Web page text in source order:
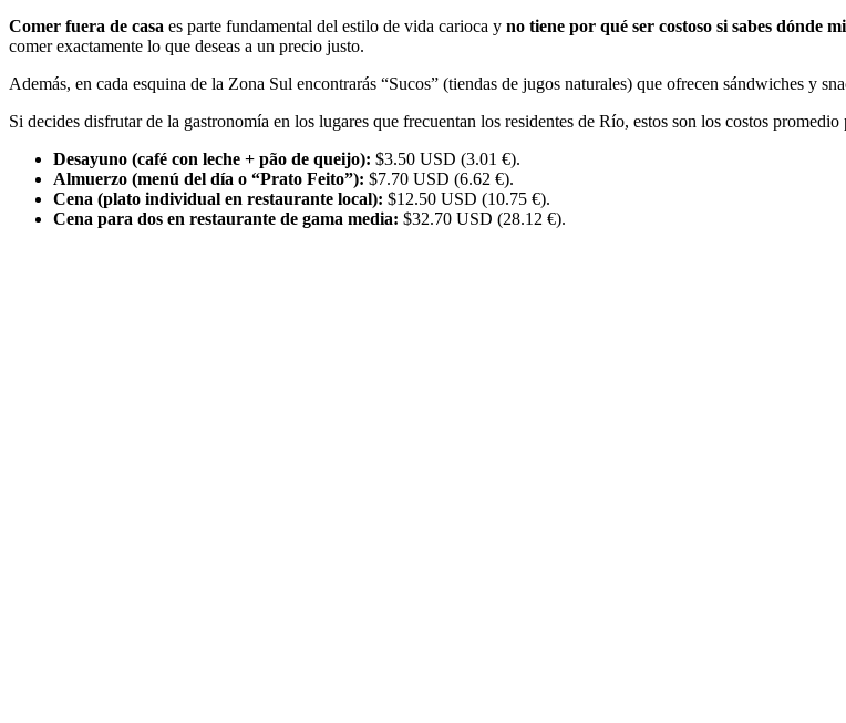
Comer fuera de casa es parte fundamental del estilo de vida carioca y no tiene por qué ser costoso si sabes dónde
comer exactamente lo que deseas a un precio justo.
Además, en cada esquina de la Zona Sul encontrarás “Sucos” (tiendas de jugos naturales) que ofrecen sándwiches y
Si decides disfrutar de la gastronomía en los lugares que frecuentan los residentes de Río, estos son los costos promedio
Desayuno (café con leche + pão de queijo): $3.50 USD (3.01 €).
Almuerzo (menú del día o “Prato Feito”): $7.70 USD (6.62 €).
Cena (plato individual en restaurante local): $12.50 USD (10.75 €).
Cena para dos en restaurante de gama media: $32.70 USD (28.12 €).